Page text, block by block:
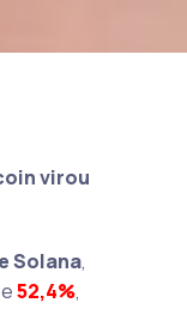
virou
Solana,
52,4%,